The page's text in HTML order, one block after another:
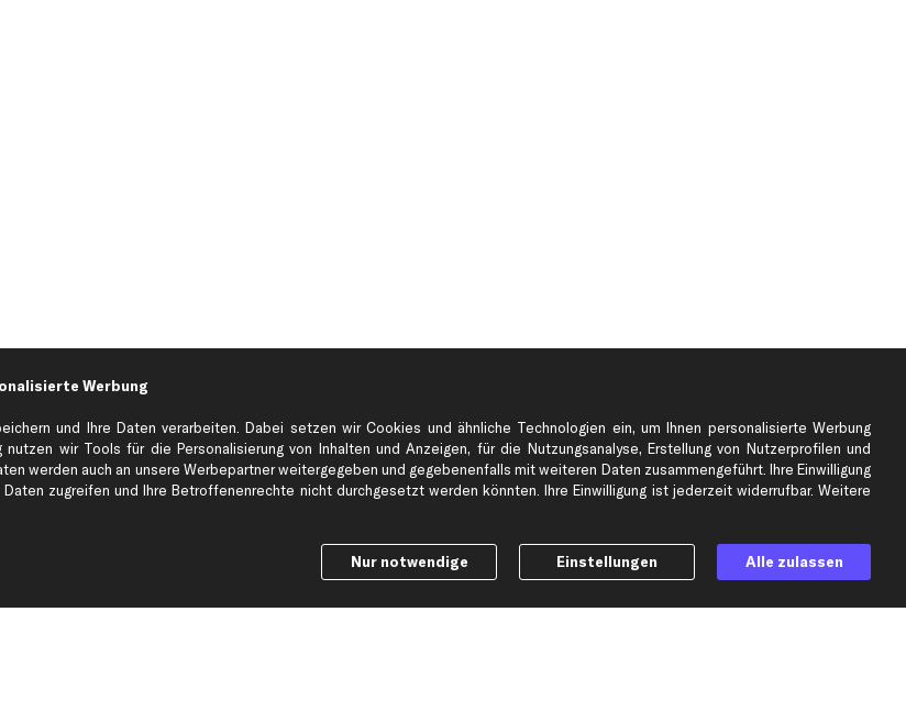
Hilfe & Support Top Produkte
Bremssattel
Top Automarken
Ford Ersatzteile
Werbung
und Ihre Daten verarbeiten. Dabei setzen wir Cookies und ähnliche Technologien ein, um Ihnen personalisierte Werbung
wir Tools für die Personalisierung von Inhalten und Anzeigen, für die Nutzungsanalyse, Erstellung von Nutzerprofilen und
werden auch an unsere Werbepartner weitergegeben und gegebenenfalls mit weiteren Daten zusammengeführt. Ihre Einwilligung
zugreifen und Ihre Betroffenenrechte nicht durchgesetzt werden könnten. Ihre Einwilligung ist jederzeit widerrufbar. Weitere
Nur notwendige Einstellungen Alle zulassen